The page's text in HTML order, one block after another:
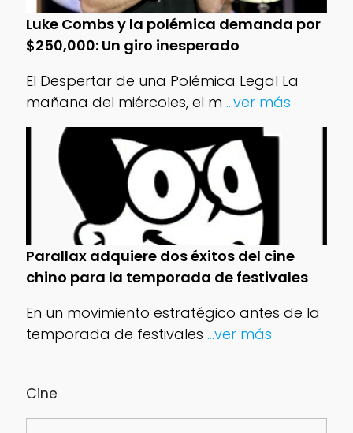
Cine
Luke Combs y la polémica demanda por
$250,000: Un giro inesperado
El Despertar de una Polémica Legal La
mañana del miércoles, el m ...ver más
Parallax adquiere dos éxitos del cine
chino para la temporada de festivales
En un movimiento estratégico antes de la
temporada de festivales ...ver más